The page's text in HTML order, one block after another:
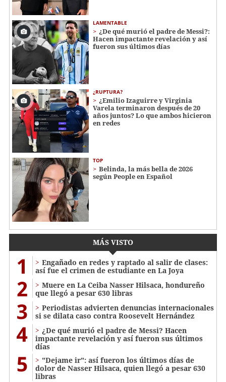
LAMENTABLE
¿De qué murió el padre de Messi?:
Hacen impactante revelación y así
fueron sus últimos días
¿RUPTURA?
¿Emilio Izaguirre y Virginia
Varela terminaron después de 20
años juntos? Lo que ambos hicieron
en redes
TOP
Belinda, la más bella de 2026
según People en Español
MÁS VISTO
1
Engañado en redes y raptado al salir de clases:
así fue el crimen de estudiante en La Joya
2
Muere en La Ceiba Nasser Hilsaca, hondureño
que llegó a pesar 630 libras
3
Periodistas advierten denuncias internacionales
si se dilata caso contra Roosevelt Hernández
4
¿De qué murió el padre de Messi? Hacen
impactante revelación y así fueron sus últimos
días
5
"Dejame ir": así fueron los últimos días de
dolor de Nasser Hilsaca, quien llegó a pesar 630
libras